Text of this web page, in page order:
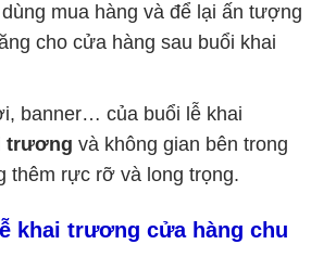
mua hàng và để lại ấn tượng
cho cửa hàng sau buổi khai
banner… của buổi lễ khai
trương và không gian bên trong
thêm rực rỡ và long trọng.
khai trương cửa hàng chu